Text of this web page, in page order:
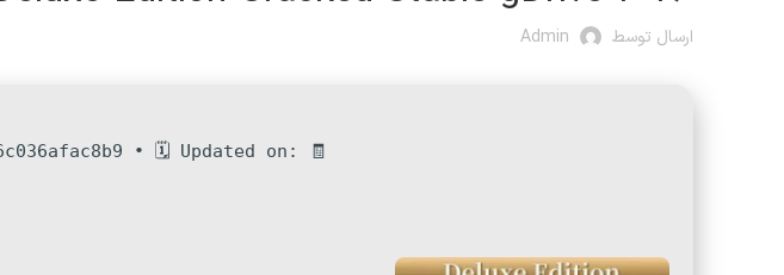
ارسال توسط Admin
• 🗓 Updated on: